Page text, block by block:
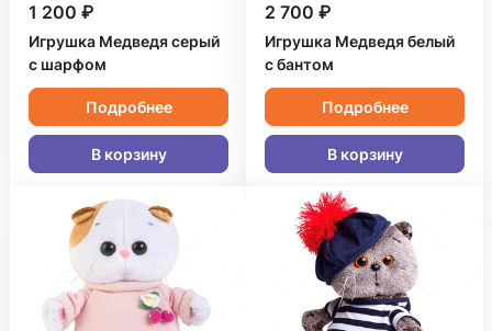
1 200 ₽
Игрушка Медведя серый
с шарфом
Подробнее
В корзину
2 700 ₽
Игрушка Медведя белый
с бантом
Подробнее
В корзину